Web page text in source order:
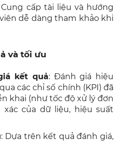
Cung cấp tài liệu và hướng
dễ dàng tham khảo khi
và tối ưu
kết quả: Đánh giá hiệu
các chỉ số chính (KPI) đã
khai (như tốc độ xử lý đơn
của dữ liệu, hiệu suất
: Dựa trên kết quả đánh giá,